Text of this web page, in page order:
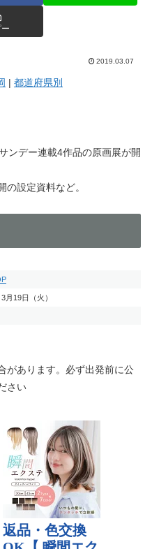
2019.03.07
| 都道府県別
ンデー連載4作品の原画展が開
設定資料など。
月19日（火）
があります。必ず出発前に公
さい